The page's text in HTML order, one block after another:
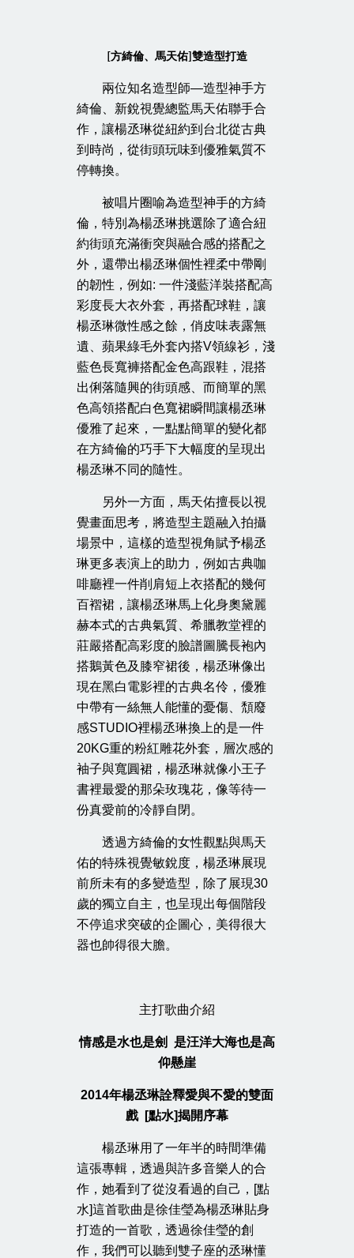
[方綺倫、馬天佑]雙造型打造
兩位知名造型師—造型神手方
綺倫、新銳視覺總監馬天佑聯手合
作，讓楊丞琳從紐約到台北從古典
到時尚，從街頭玩味到優雅氣質不
停轉換。
被唱片圈喻為造型神手的方綺
倫，特別為楊丞琳挑選除了適合紐
約街頭充滿衝突與融合感的搭配之
外，還帶出楊丞琳個性裡柔中帶剛
的韌性，例如: 一件淺藍洋裝搭配高
彩度長大衣外套，再搭配球鞋，讓
楊丞琳微性感之餘，俏皮味表露無
遺、蘋果綠毛外套內搭V領線衫，淺
藍色長寬褲搭配金色高跟鞋，混搭
出俐落隨興的街頭感、而簡單的黑
色高領搭配白色寬裙瞬間讓楊丞琳
優雅了起來，一點點簡單的變化都
在方綺倫的巧手下大幅度的呈現出
楊丞琳不同的隨性。
另外一方面，馬天佑擅長以視
覺畫面思考，將造型主題融入拍攝
場景中，這樣的造型視角賦予楊丞
琳更多表演上的助力，例如古典咖
啡廳裡一件削肩短上衣搭配的幾何
百褶裙，讓楊丞琳馬上化身奧黛麗
赫本式的古典氣質、希臘教堂裡的
莊嚴搭配高彩度的臉譜圖騰長袍內
搭鵝黃色及膝窄裙後，楊丞琳像出
現在黑白電影裡的古典名伶，優雅
中帶有一絲無人能懂的憂傷、頹廢
感STUDIO裡楊丞琳換上的是一件
20KG重的粉紅雕花外套，層次感的
袖子與寬圓裙，楊丞琳就像小王子
書裡最愛的那朵玫瑰花，像等待一
份真愛前的冷靜自閉。
透過方綺倫的女性觀點與馬天
佑的特殊視覺敏銳度，楊丞琳展現
前所未有的多變造型，除了展現30
歲的獨立自主，也呈現出每個階段
不停追求突破的企圖心，美得很大
器也帥得很大膽。
主打歌曲介紹
情感是水也是劍 是汪洋大海也是高
仰懸崖
2014年楊丞琳詮釋愛與不愛的雙面
戲 [點水]揭開序幕
楊丞琳用了一年半的時間準備
這張專輯，透過與許多音樂人的合
作，她看到了從沒看過的自己，[點
水]這首歌曲是徐佳瑩為楊丞琳貼身
打造的一首歌，透過徐佳瑩的創
作，我們可以聽到雙子座的丞琳懂